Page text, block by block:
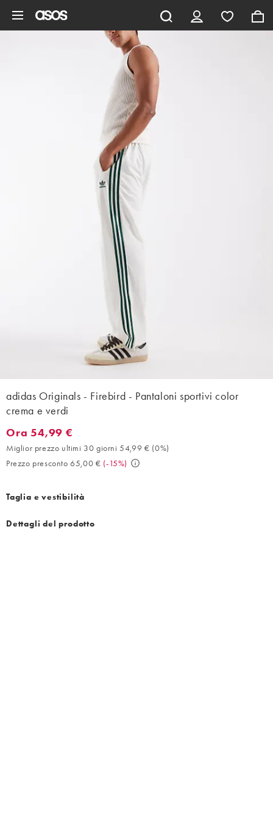
adidas Originals - Firebird - Pantaloni sportivi color
crema e verdi
Ora 54,99 €. Miglior prezzo ultimi 30 giorni 54,99 € (0%).
Ora 54,99 €
Miglior prezzo ultimi 30 giorni 54,99 € (0%)
Prezzo presconto 65,00 € (-15%)
Taglia e vestibilità
Dettagli del prodotto